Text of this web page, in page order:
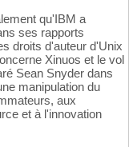
qu'IBM a
ses rapports
droits d'auteur d'Unix
Xinuos et le vol
Sean Snyder dans
manipulation du
aux
et à l'innovation